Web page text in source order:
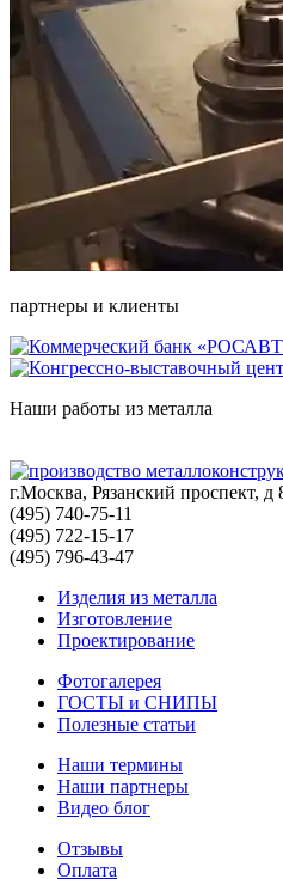
партнеры и клиенты
Наши работы из металла
г.Москва, Рязанский проспект, д
(495) 740-75-11
(495) 722-15-17
(495) 796-43-47
Изделия из металла
Изготовление
Проектирование
Фотогалерея
ГОСТЫ и СНИПЫ
Полезные статьи
Наши термины
Наши партнеры
Видео блог
Отзывы
Оплата